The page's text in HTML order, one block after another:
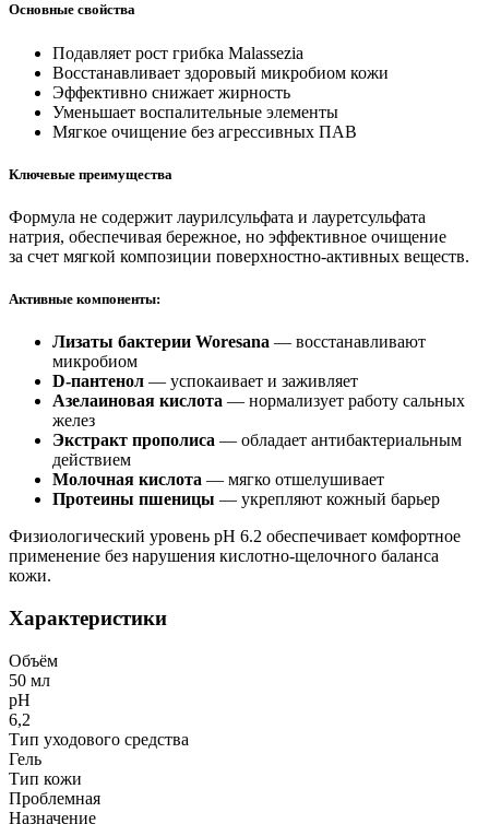
Основные свойства
Подавляет рост грибка Malassezia
Восстанавливает здоровый микробиом кожи
Эффективно снижает жирность
Уменьшает воспалительные элементы
Мягкое очищение без агрессивных ПАВ
Ключевые преимущества
Формула не содержит лаурилсульфата и лауретсульфата
натрия, обеспечивая бережное, но эффективное очищение
за счет мягкой композиции поверхностно-активных веществ.
Активные компоненты:
Лизаты бактерии Woresana — восстанавливают
микробиом
D-пантенол — успокаивает и заживляет
Азелаиновая кислота — нормализует работу сальных
желез
Экстракт прополиса — обладает антибактериальным
действием
Молочная кислота — мягко отшелушивает
Протеины пшеницы — укрепляют кожный барьер
Физиологический уровень pH 6.2 обеспечивает комфортное
применение без нарушения кислотно-щелочного баланса
кожи.
Характеристики
Объём
50 мл
рН
6,2
Тип уходового средства
Гель
Тип кожи
Проблемная
Назначение